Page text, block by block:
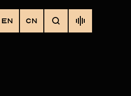
EN CN